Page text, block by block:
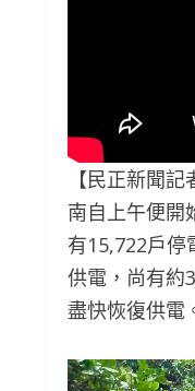
【民正新聞
南自上午便開
有15,722戶停
供電，尚有約
盡快恢復供電